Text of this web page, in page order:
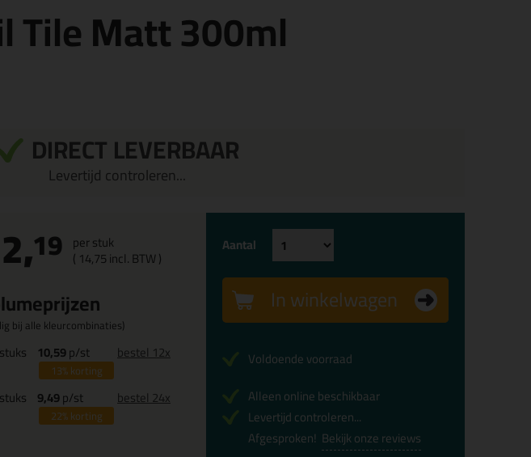
Tile Matt 300ml
DIRECT LEVERBAAR
Levertijd controleren...
19 per stuk
( 14,75incl. BTW )
bij alle kleurcombinaties)
stuks 10,59p/st
13%korting
bestel 12x
stuks 9,49p/st
22%korting
bestel 24x
Aantal
In winkelwagen
Voldoende voorraad
Alleen online beschikbaar
Levertijd controleren...
Afgesproken! Bekijk onze reviews